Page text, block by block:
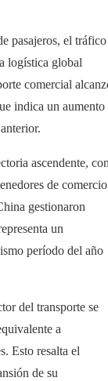
pasajeros, el tráfico
logística global
comercial
indica un aumento
ascendente,
de comercio
gestionaron
un
período del año
del transporte se
a
Esto resalta el
de su